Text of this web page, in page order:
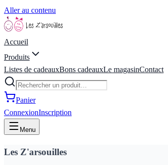
Aller au contenu
Accueil
Produits
Listes de cadeauxBons cadeauxLe magasinContact
Panier
ConnexionInscription
Menu
Les Z'arsouilles